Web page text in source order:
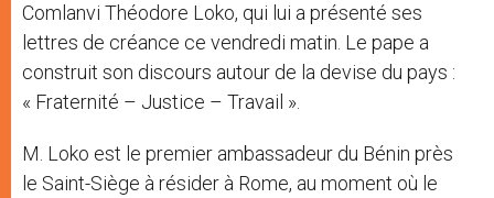
Comlanvi Théodore Loko, qui lui a présenté ses
lettres de créance ce vendredi matin. Le pape a
construit son discours autour de la devise du pays :
« Fraternité – Justice – Travail ».
M. Loko est le premier ambassadeur du Bénin près
le Saint-Siège à résider à Rome, au moment où le